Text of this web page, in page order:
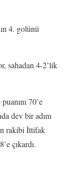
4. golünü
sahadan 4-2’lik
70’e
dev bir adım
rakibi İttifak
çıkardı.